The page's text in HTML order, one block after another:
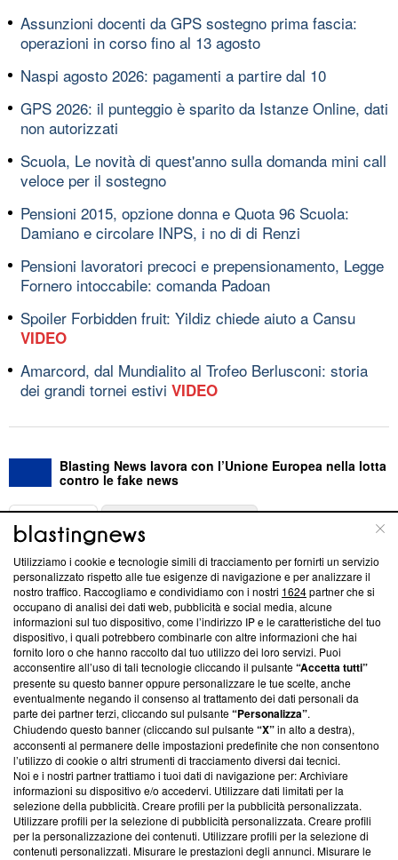
Assunzioni docenti da GPS sostegno prima fascia:
operazioni in corso fino al 13 agosto
Naspi agosto 2026: pagamenti a partire dal 10
GPS 2026: il punteggio è sparito da Istanze Online, dati
non autorizzati
Scuola, Le novità di quest'anno sulla domanda mini call
veloce per il sostegno
Pensioni 2015, opzione donna e Quota 96 Scuola:
Damiano e circolare INPS, i no di di Renzi
Pensioni lavoratori precoci e prepensionamento, Legge
Fornero intoccabile: comanda Padoan
Spoiler Forbidden fruit: Yildiz chiede aiuto a Cansu
VIDEO
Amarcord, dal Mundialito al Trofeo Berlusconi: storia
dei grandi tornei estivi VIDEO
Blasting News lavora con l’Unione Europea nella lotta
contro le fake news
ABOUT
Questa sezione offre informazioni trasparenti su Blasting
News, sui nostri processi editoriali e su come ci impegniamo a
creare news di qualità. Inoltre, afferma la nostra aderenza a
‘Trust Project - News with Integrity’Blasting News non è
ancora membro del programma, ma ha richiesto di farne
parte; Trust Project non ha ancora effettuato una verifica di
conformità agli standard.
Su di noi
Team editoriale
Corporate
Redazione
Informativa Privacy
Utilizziamo i cookie e tecnologie simili di tracciamento per fornirti un servizio
personalizzato rispetto alle tue esigenze di navigazione e per analizzare il
nostro traffico. Raccogliamo e condividiamo con i nostri 1624partner che si
occupano di analisi dei dati web, pubblicità e social media, alcune
informazioni sul tuo dispositivo, come l’indirizzo IP e le caratteristiche del tuo
dispositivo, i quali potrebbero combinarle con altre informazioni che hai
fornito loro o che hanno raccolto dal tuo utilizzo dei loro servizi. Puoi
acconsentire all’uso di tali tecnologie cliccando il pulsante“Accetta tutti”
presente su questo banner oppure personalizzare le tue scelte, anche
eventualmente negando il consenso al trattamento dei dati personali da
parte dei partner terzi, cliccando sul pulsante“Personalizza”.
Chiudendo questo banner (cliccando sul pulsante“X”in alto a destra),
acconsenti al permanere delle impostazioni predefinite che non consentono
l’utilizzo di cookie o altri strumenti di tracciamento diversi dai tecnici.
Noi e i nostri partner trattiamo i tuoi dati di navigazione per: Archiviare
informazioni su dispositivo e/o accedervi. Utilizzare dati limitati per la
selezione della pubblicità. Creare profili per la pubblicità personalizzata.
Utilizzare profili per la selezione di pubblicità personalizzata. Creare profili
per la personalizzazione dei contenuti. Utilizzare profili per la selezione di
contenuti personalizzati. Misurare le prestazioni degli annunci. Misurare le